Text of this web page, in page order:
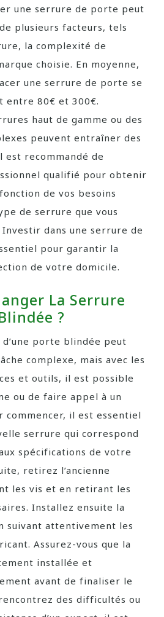
une serrure de porte peut
plusieurs facteurs, tels
la complexité de
choisie. En moyenne,
une serrure de porte se
entre 80€ et 300€.
haut de gamme ou des
peuvent entraîner des
est recommandé de
qualifié pour obtenir
de vos besoins
de serrure que vous
dans une serrure de
pour garantir la
de votre domicile.
La Serrure
?
porte blindée peut
complexe, mais avec les
et outils, il est possible
ou de faire appel à un
commencer, il est essentiel
serrure qui correspond
spécifications de votre
retirez l’ancienne
les vis et en retirant les
Installez ensuite la
suivant attentivement les
Assurez-vous que la
installée et
avant de finaliser le
des difficultés ou